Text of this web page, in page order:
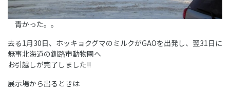
青かった。。
去る1月30日、ホッキョクグマのミルクがGAOを出発し、翌31日に
無事北海道の釧路市動物園へ
お引越しが完了しました!!
展示場から出るときは